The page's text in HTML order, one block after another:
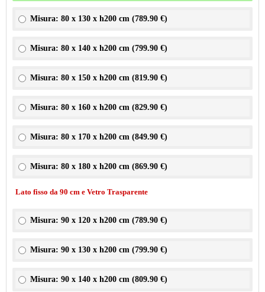
Misura: 80 x 130 x h200 cm (789.90 €)
Misura: 80 x 140 x h200 cm (799.90 €)
Misura: 80 x 150 x h200 cm (819.90 €)
Misura: 80 x 160 x h200 cm (829.90 €)
Misura: 80 x 170 x h200 cm (849.90 €)
Misura: 80 x 180 x h200 cm (869.90 €)
Lato fisso da 90 cm e Vetro Trasparente
Misura: 90 x 120 x h200 cm (789.90 €)
Misura: 90 x 130 x h200 cm (799.90 €)
Misura: 90 x 140 x h200 cm (809.90 €)